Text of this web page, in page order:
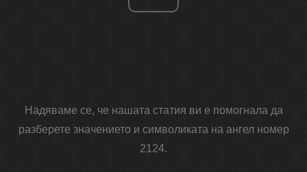
Надяваме се, че нашата статия ви е помогнала да
разберете значението и символиката на ангел номер
2124.